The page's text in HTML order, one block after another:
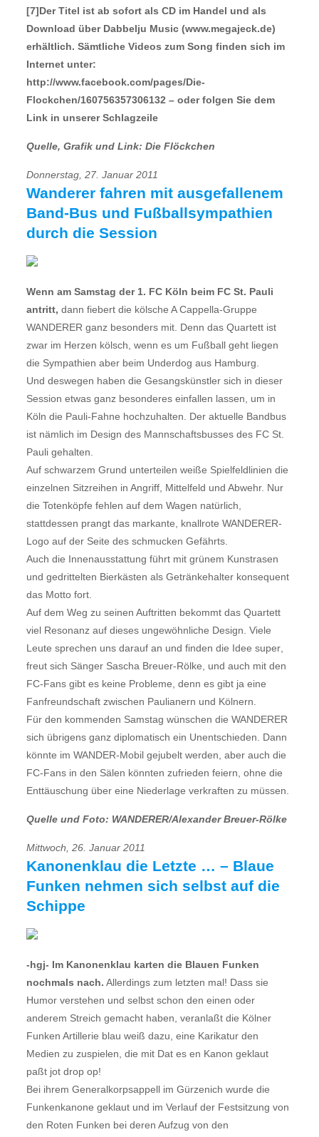
[7]Der Titel ist ab sofort als CD im Handel und als
Download über Dabbelju Music (www.megajeck.de)
erhältlich. Sämtliche Videos zum Song finden sich im
Internet unter:
http://www.facebook.com/pages/Die-
Flockchen/160756357306132 – oder folgen Sie dem
Link in unserer Schlagzeile
Quelle, Grafik und Link: Die Flöckchen
Donnerstag, 27. Januar 2011
Wanderer fahren mit ausgefallenem
Band-Bus und Fußballsympathien
durch die Session
Wenn am Samstag der 1. FC Köln beim FC St. Pauli
antritt, dann fiebert die kölsche A Cappella-Gruppe
WANDERER ganz besonders mit. Denn das Quartett ist
zwar im Herzen kölsch, wenn es um Fußball geht liegen
die Sympathien aber beim Underdog aus Hamburg.
Und deswegen haben die Gesangskünstler sich in dieser
Session etwas ganz besonderes einfallen lassen, um in
Köln die Pauli-Fahne hochzuhalten. Der aktuelle Bandbus
ist nämlich im Design des Mannschaftsbusses des FC St.
Pauli gehalten.
Auf schwarzem Grund unterteilen weiße Spielfeldlinien die
einzelnen Sitzreihen in Angriff, Mittelfeld und Abwehr. Nur
die Totenköpfe fehlen auf dem Wagen natürlich,
stattdessen prangt das markante, knallrote WANDERER-
Logo auf der Seite des schmucken Gefährts.
Auch die Innenausstattung führt mit grünem Kunstrasen
und gedrittelten Bierkästen als Getränkehalter konsequent
das Motto fort.
Auf dem Weg zu seinen Auftritten bekommt das Quartett
viel Resonanz auf dieses ungewöhnliche Design. Viele
Leute sprechen uns darauf an und finden die Idee super,
freut sich Sänger Sascha Breuer-Rölke, und auch mit den
FC-Fans gibt es keine Probleme, denn es gibt ja eine
Fanfreundschaft zwischen Paulianern und Kölnern.
Für den kommenden Samstag wünschen die WANDERER
sich übrigens ganz diplomatisch ein Unentschieden. Dann
könnte im WANDER-Mobil gejubelt werden, aber auch die
FC-Fans in den Sälen könnten zufrieden feiern, ohne die
Enttäuschung über eine Niederlage verkraften zu müssen.
Quelle und Foto: WANDERER/Alexander Breuer-Rölke
Mittwoch, 26. Januar 2011
Kanonenklau die Letzte … – Blaue
Funken nehmen sich selbst auf die
Schippe
-hgj- Im Kanonenklau karten die Blauen Funken
nochmals nach. Allerdings zum letzten mal! Dass sie
Humor verstehen und selbst schon den einen oder
anderem Streich gemacht haben, veranlaßt die Kölner
Funken Artillerie blau weiß dazu, eine Karikatur den
Medien zu zuspielen, die mit Dat es en Kanon geklaut 
paßt jot drop op!
Bei ihrem Generalkorpsappell im Gürzenich wurde die
Funkenkanone geklaut und im Verlauf der Festsitzung von
den Roten Funken bei deren Aufzug von den